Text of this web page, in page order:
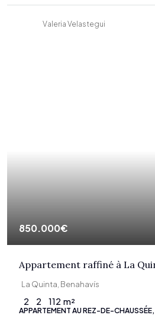
Valeria Velastegui
850.000€
Appartement raffiné à La
La Quinta, Benahavís
2 2 112 m²
APPARTEMENT AU REZ-DE-CHAUSSÉE,